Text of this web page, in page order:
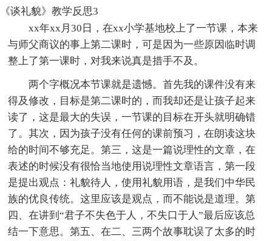
《谈礼貌》教学反思3
xx年xx月30日，在xx小学基地校上了一节课，本来
与师父商议的事上第二课时，可是因为一些原因临时调
整上了第一课时，对我来说真是措手不及。
两个字概况本节课就是遗憾。首先我的课件没有来
得及修改，目标是第二课时的，而我却还是让孩子起来
读了，这是最大的失误，一节课的目标在开头就明确错
了。其次，因为孩子没有任何的课前预习，在朗读这块
给的时间不够充足。第三，这是一篇说理性的文章，在
表述的时候没有很恰当地使用说理性文章语言，第一段
是提出观点：礼貌待人，使用礼貌用语，是我们中华民
族的优良传统。这里应该是观点，而不能说是道理。第
四、在讲到“君子不失色于人，不失口于人”最后应该总
结一下意思。第五、在二、三两个故事耽误了太多的时